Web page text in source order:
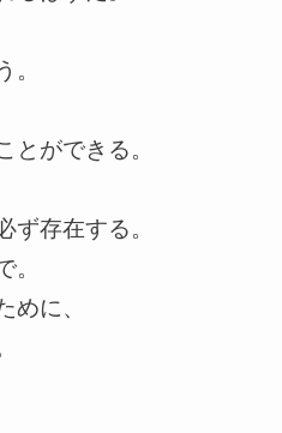
。
とができる。
ず存在する。
。
めに、